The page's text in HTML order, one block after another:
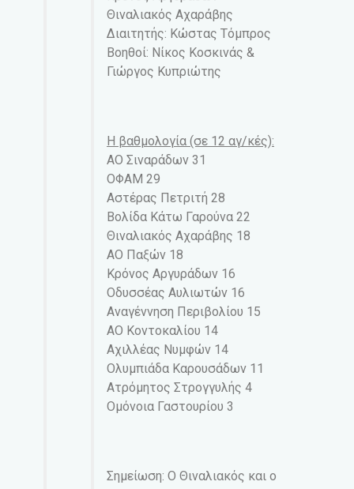
Θιναλιακός Αχαράβης
Διαιτητής: Κώστας Τόμπρος
Βοηθοί: Νίκος Κοσκινάς &
Γιώργος Κυπριώτης
Η βαθμολογία (σε 12 αγ/κές):
ΑΟ Σιναράδων 31
ΟΦΑΜ 29
Αστέρας Πετριτή 28
Βολίδα Κάτω Γαρούνα 22
Θιναλιακός Αχαράβης 18
ΑΟ Παξών 18
Κρόνος Αργυράδων 16
Οδυσσέας Αυλιωτών 16
Αναγέννηση Περιβολίου 15
ΑΟ Κοντοκαλίου 14
Αχιλλέας Νυμφών 14
Ολυμπιάδα Καρουσάδων 11
Ατρόμητος Στρογγυλής 4
Ομόνοια Γαστουρίου 3
Σημείωση: Ο Θιναλιακός και ο